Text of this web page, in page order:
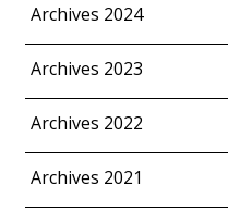
Archives 2024
Archives 2023
Archives 2022
Archives 2021